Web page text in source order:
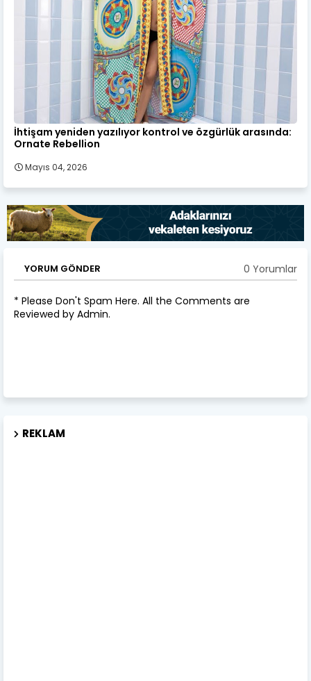
İhtişam yeniden yazılıyor kontrol ve özgürlük arasında:
Ornate Rebellion
Mayıs 04, 2026
YORUM GÖNDER 0 Yorumlar
* Please Don't Spam Here. All the Comments are
Reviewed by Admin.
REKLAM